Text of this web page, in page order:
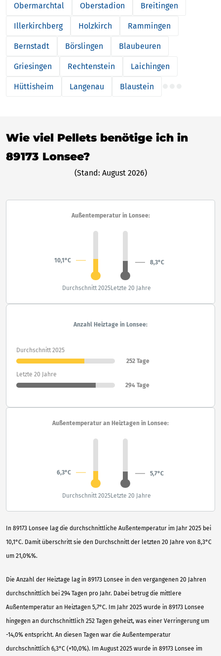
Obermarchtal Oberstadion Breitingen
Illerkirchberg Holzkirch Rammingen
Bernstadt Börslingen Blaubeuren
Griesingen Rechtenstein Laichingen
Hüttisheim Langenau Blaustein
Wie viel Pellets benötige ich in
89173 Lonsee?
(Stand: August 2026)
In 89173 Lonsee lag die durchschnittliche Außentemperatur im Jahr 2025 bei
10,1°C. Damit überschritt sie den Durchschnitt der letzten 20 Jahre von 8,3°C
um 21,0%%.
Die Anzahl der Heiztage lag in 89173 Lonsee in den vergangenen 20 Jahren
durchschnittlich bei 294 Tagen pro Jahr. Dabei betrug die mittlere
Außentemperatur an Heiztagen 5,7°C. Im Jahr 2025 wurde in 89173 Lonsee
hingegen an durchschnittlich 252 Tagen geheizt, was einer Verringerung um
-14,0% entspricht. An diesen Tagen war die Außentemperatur
durchschnittlich 6,3°C (+10,0%). Im August 2025 wurde in 89173 Lonsee im
Außentemperatur in Lonsee:
10,1°C 8,3°C
Durchschnitt 2025Letzte 20 Jahre
Anzahl Heiztage in Lonsee:
Durchschnitt 2025
252 Tage
Letzte 20 Jahre
294 Tage
Außentemperatur an Heiztagen in Lonsee:
6,3°C 5,7°C
Durchschnitt 2025Letzte 20 Jahre